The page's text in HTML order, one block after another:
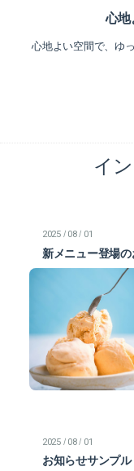
心地
心地よい空間で、ゆ
イ
2025/ 08/ 01
新メニュー登場
2025/ 08/ 01
お知らせサンプル